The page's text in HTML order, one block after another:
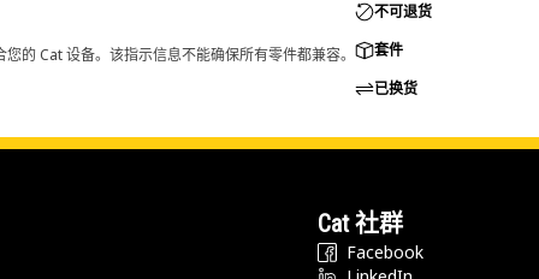
的 Cat 设备。该指示信息不能确保所有零件都兼容。
不可退货
套件
已换货
Cat 社群
Facebook